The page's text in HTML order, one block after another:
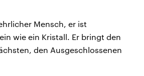
Mensch, er ist
wie ein Kristall. Er bringt den
den Ausgeschlossenen